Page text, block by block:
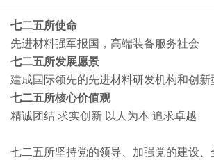
七二五所使命
先进材料强军报国，高端装备服务社会
七二五所发展愿景
建成国际领先的先进材料研发机构和创新
七二五所核心价值观
精诚团结 求实创新 以人为本 追求卓越
七二五所坚持党的领导、加强党的建设